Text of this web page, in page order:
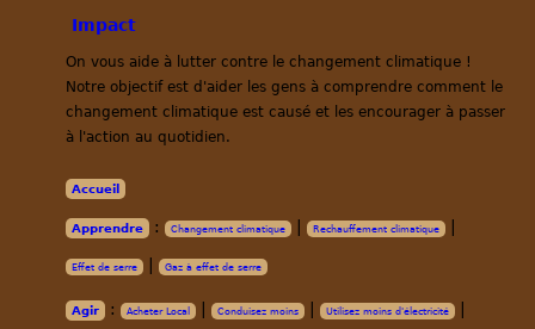
On vous aide à lutter contre le changement climatique !
Notre objectif est d'aider les gens à comprendre comment le
changement climatique est causé et les encourager à passer
à l'action au quotidien.
Accueil
Apprendre : Changement climatique Rechauffement climatique
Effet de serre Gaz à effet de serre
Agir : Acheter Local Conduisez moins Utilisez moins d'électricité